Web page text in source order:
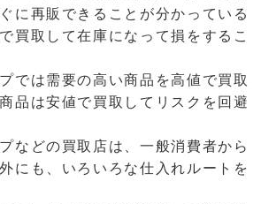
に再販できることが分かっている
買取して在庫になって損をするこ
では需要の高い商品を高値で買取
品は安値で買取してリスクを回避
などの買取店は、一般消費者から
にも、いろいろな仕入れルートを